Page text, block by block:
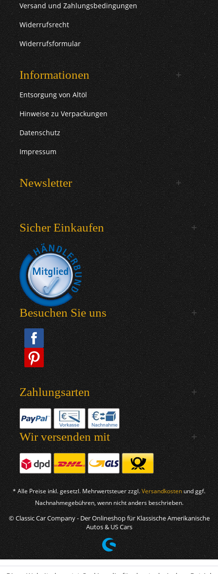
Versand und Zahlungsbedingungen
Widerrufsrecht
Widerrufsformular
Informationen
Entsorgung von Altöl
Hinweise zu Verpackungen
Datenschutz
Impressum
Newsletter
Sicher Einkaufen
Besuchen Sie uns
Zahlungsarten
Wir versenden mit
* Alle Preise inkl. gesetzl. Mehrwertsteuer zzgl.Versandkosten und ggf.
Nachnahmegebühren, wenn nicht anders beschrieben.
© Classic Car Company - Der Onlineshop für Klassische Amerikanische
Autos & US Cars